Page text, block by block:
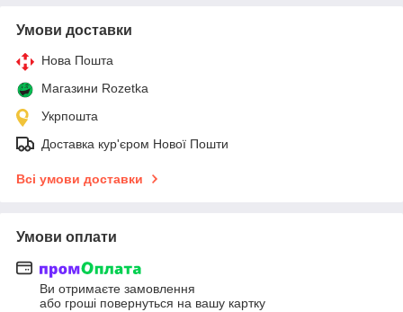
Умови доставки
Нова Пошта
Магазини Rozetka
Укрпошта
Доставка кур'єром Нової Пошти
Всі умови доставки
Умови оплати
Ви отримаєте замовлення
або гроші повернуться на вашу картку